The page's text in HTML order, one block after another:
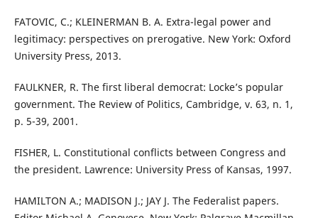
FATOVIC, C.; KLEINERMAN B. A. Extra-legal power and
legitimacy: perspectives on prerogative. New York: Oxford
University Press, 2013.
FAULKNER, R. The first liberal democrat: Locke’s popular
government. The Review of Politics, Cambridge, v. 63, n. 1,
p. 5-39, 2001.
FISHER, L. Constitutional conflicts between Congress and
the president. Lawrence: University Press of Kansas, 1997.
HAMILTON A.; MADISON J.; JAY J. The Federalist papers.